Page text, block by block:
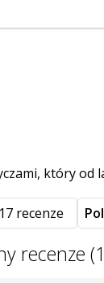
który
17 recenze
recenze